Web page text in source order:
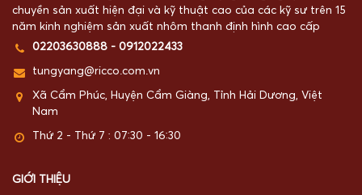
chuyền sản xuất hiện đại và kỹ thuật cao của các kỹ sư trên 15
năm kinh nghiệm sản xuất nhôm thanh định hình cao cấp
02203630888 - 0912022433
tungyang@ricco.com.vn
Xã Cẩm Phúc, Huyện Cẩm Giàng, Tỉnh Hải Dương, Việt
Nam
Thứ 2 - Thứ 7 : 07:30 - 16:30
GIỚI THIỆU